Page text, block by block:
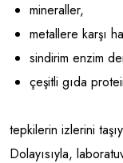
mineraller,
metallere karşı
sindirim enzim
çeşitli gıda
tepkilerin izlerini
Dolayısıyla,